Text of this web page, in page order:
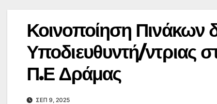
Κοινοποίηση Πινάκων
Υποδιευθυντή/ντριας
Π.Ε Δράμας
ΣΕΠ 9, 2025